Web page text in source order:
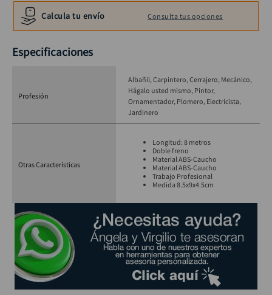
Calcula tu envío Consulta tus opciones
Especificaciones
Profesión
Albañil Carpintero Cerrajero Mecánico
Hágalo usted mismo Pintor
Ornamentador Plomero Electricista
Jardinero
Otras Características
Longitud: 8 metros
Doble freno
Material ABS-Caucho
Material ABS-Caucho
Trabajo Profesional
Medida 8.5x9x4.5cm